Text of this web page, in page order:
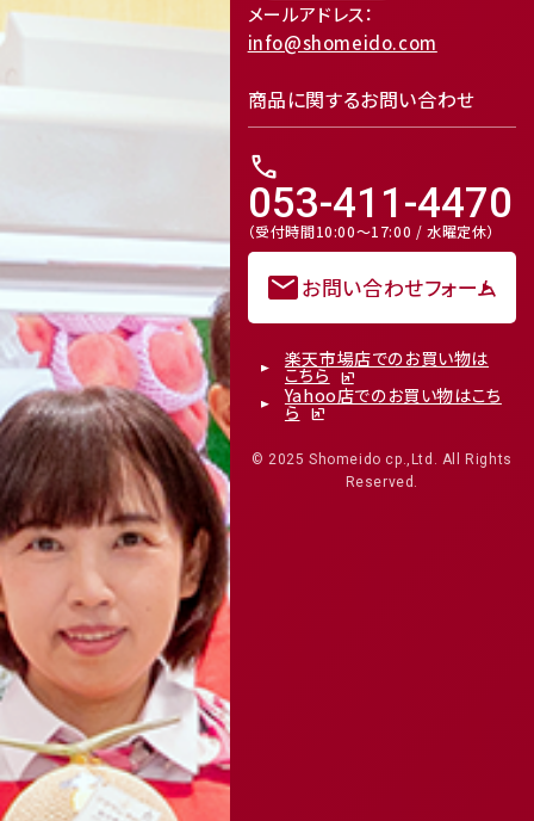
メールアドレス：
info@shomeido.com
商品に関するお問い合わせ
call
053-411-4470
（受付時間10:00～17:00 / 水曜定休）
mailお問い合わせフォーム
楽天市場店でのお買い物は
こちら
Yahoo店でのお買い物はこち
ら
© 2025 Shomeido cp.,Ltd. All Rights
Reserved.